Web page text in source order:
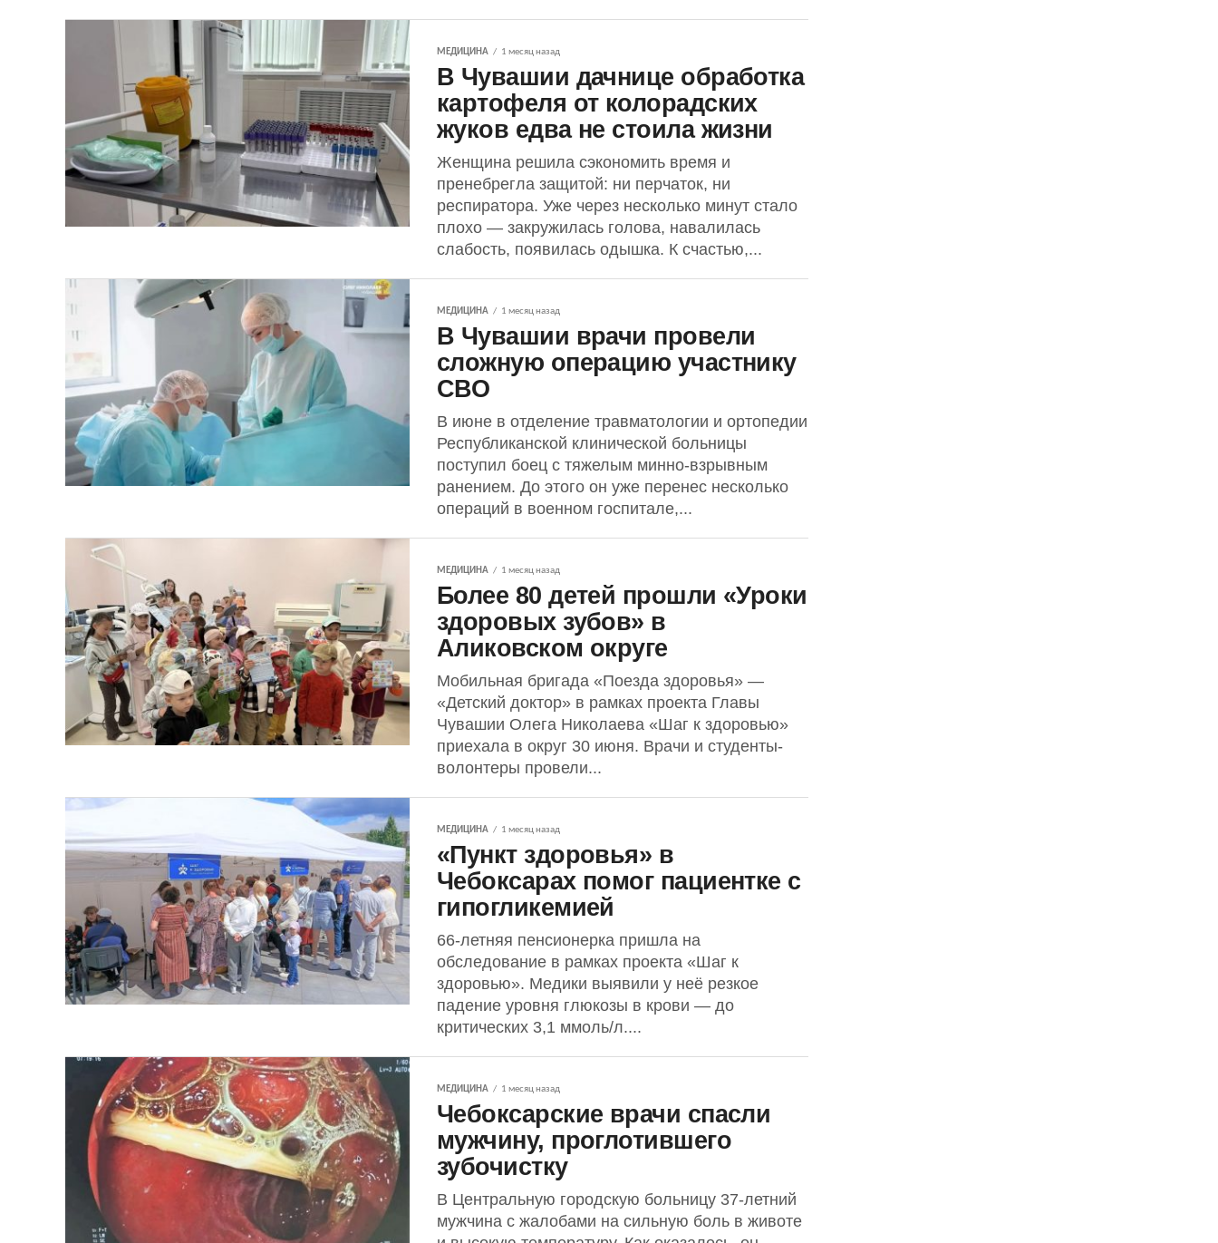
МЕДИЦИНА 1 месяц назад
В Чувашии дачнице обработка
картофеля от колорадских
жуков едва не стоила жизни
Женщина решила сэкономить время и
пренебрегла защитой: ни перчаток, ни
респиратора. Уже через несколько минут стало
плохо — закружилась голова, навалилась
слабость, появилась одышка. К счастью,...
МЕДИЦИНА 1 месяц назад
В Чувашии врачи провели
сложную операцию участнику
СВО
В июне в отделение травматологии и ортопедии
Республиканской клинической больницы
поступил боец с тяжелым минно-взрывным
ранением. До этого он уже перенес несколько
операций в военном госпитале,...
МЕДИЦИНА 1 месяц назад
Более 80 детей прошли «Уроки
здоровых зубов» в
Аликовском округе
Мобильная бригада «Поезда здоровья» —
«Детский доктор» в рамках проекта Главы
Чувашии Олега Николаева «Шаг к здоровью»
приехала в округ 30 июня. Врачи и студенты-
волонтеры провели...
МЕДИЦИНА 1 месяц назад
«Пункт здоровья» в
Чебоксарах помог пациентке с
гипогликемией
66-летняя пенсионерка пришла на
обследование в рамках проекта «Шаг к
здоровью». Медики выявили у неё резкое
падение уровня глюкозы в крови — до
критических 3,1 ммоль/л....
МЕДИЦИНА 1 месяц назад
Чебоксарские врачи спасли
мужчину, проглотившего
зубочистку
В Центральную городскую больницу 37-летний
мужчина с жалобами на сильную боль в животе